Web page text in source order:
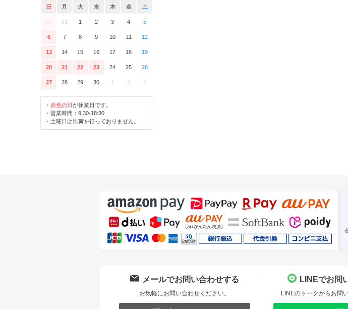
日 月 火 水 木 金 土
30 31 1 2 3 4 5
6 7 8 9 10 11 12
13 14 15 16 17 18 19
20 21 22 23 24 25 26
27 28 29 30 1 2 3
・ 赤色の日が休業日です。
・営業時間：9:30-18:30
・土曜日は出荷を行っておりません。
メールでお問い合わせする
お気軽にお問い合わせください。
LINEでお問
LINEのトークからお問